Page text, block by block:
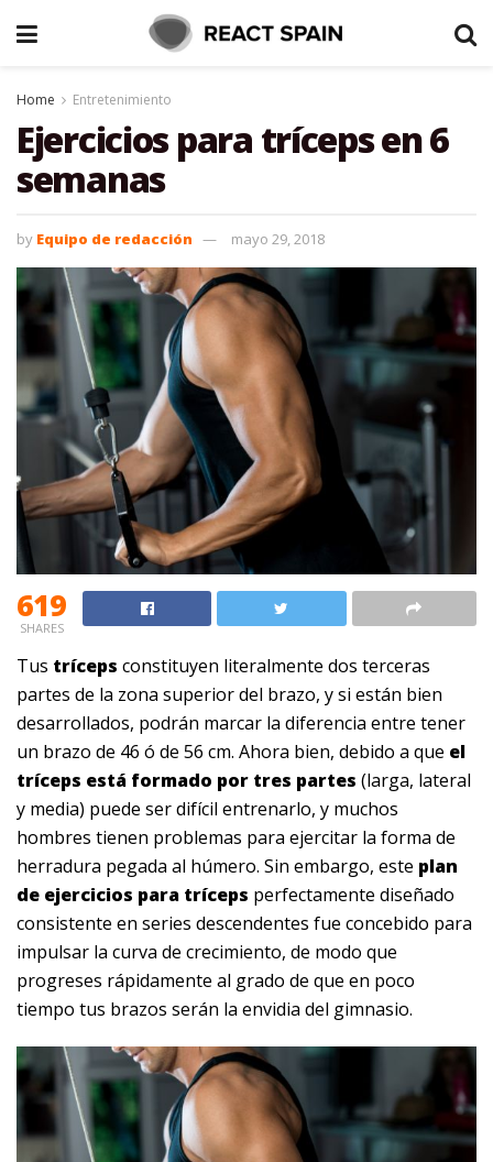
Home Entretenimiento
Ejercicios para tríceps en 6
semanas
by Equipo de redacción mayo 29, 2018
619
SHARES
Tus tríceps constituyen literalmente dos terceras
partes de la zona superior del brazo, y si están bien
desarrollados, podrán marcar la diferencia entre tener
un brazo de 46 ó de 56 cm. Ahora bien, debido a que el
tríceps está formado por tres partes (larga, lateral
y media) puede ser difícil entrenarlo, y muchos
hombres tienen problemas para ejercitar la forma de
herradura pegada al húmero. Sin embargo, este plan
de ejercicios para tríceps perfectamente diseñado
consistente en series descendentes fue concebido para
impulsar la curva de crecimiento, de modo que
progreses rápidamente al grado de que en poco
tiempo tus brazos serán la envidia del gimnasio.